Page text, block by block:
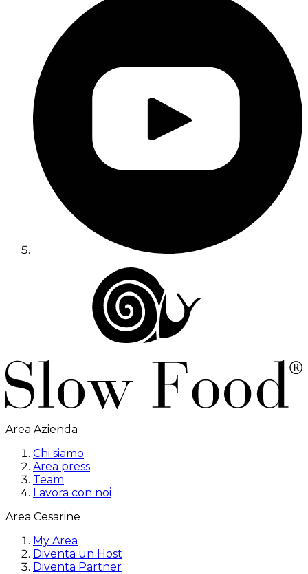
Area Azienda
Chi siamo
Area press
Team
Lavora con noi
Area Cesarine
My Area
Diventa un Host
Diventa Partner